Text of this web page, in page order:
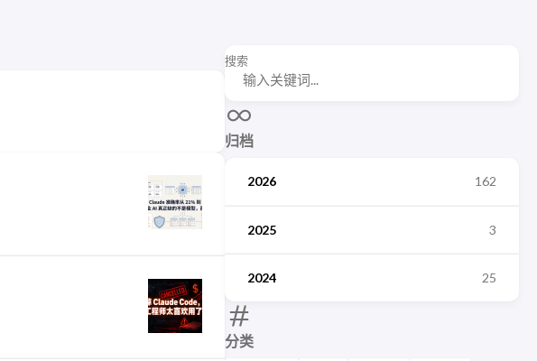
搜索
归档
2026 162
2025 3
2024 25
分类